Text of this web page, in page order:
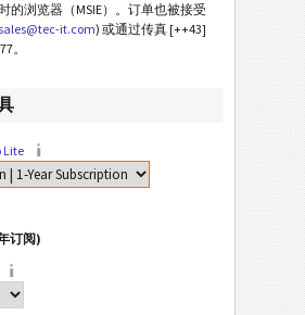
的浏览器（MSIE）。订单也被接受
sales@tec-it.com) 或通过传真 [++43]
。
Lite